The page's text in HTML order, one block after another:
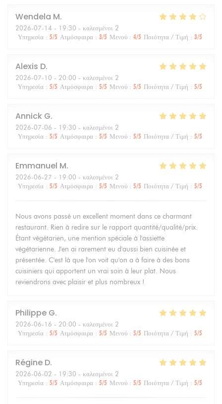
Wendela M
2026-07-14 - 19:30 - καλεσμένοι 2
Υπηρεσία : 5/5 Ατμόσφαιρα : 3/5 Μενού : 4/5 Ποιότητα / Τιμή : 3/5
Alexis D
2026-07-10 - 20:00 - καλεσμένοι 2
Υπηρεσία : 5/5 Ατμόσφαιρα : 5/5 Μενού : 5/5 Ποιότητα / Τιμή : 5/5
Annick G
2026-07-06 - 19:30 - καλεσμένοι 2
Υπηρεσία : 5/5 Ατμόσφαιρα : 5/5 Μενού : 5/5 Ποιότητα / Τιμή : 5/5
Emmanuel M
2026-06-27 - 19:00 - καλεσμένοι 2
Υπηρεσία : 5/5 Ατμόσφαιρα : 5/5 Μενού : 5/5 Ποιότητα / Τιμή : 5/5
Nous avons passé un excellent moment dans ce charmant
restaurant. Rien à redire sur le rapport quantité/qualité/prix.
Étant végétarien, une mention spéciale à l'assiette
végétarienne. J'en ai rarement eu d'aussi bien cuisinée et
présentée. C'est là que l'on voit qu'on a à faire à des bons
cuisiniers qui apportent un vrai soin à leur plat. Nous
reviendrons avec plaisir et plus nombreux !
Philippe G
2026-06-16 - 20:00 - καλεσμένοι 2
Υπηρεσία : 5/5 Ατμόσφαιρα : 5/5 Μενού : 5/5 Ποιότητα / Τιμή : 5/5
Régine D
2026-06-02 - 19:30 - καλεσμένοι 2
Υπηρεσία : 5/5 Ατμόσφαιρα : 5/5 Μενού : 5/5 Ποιότητα / Τιμή : 5/5